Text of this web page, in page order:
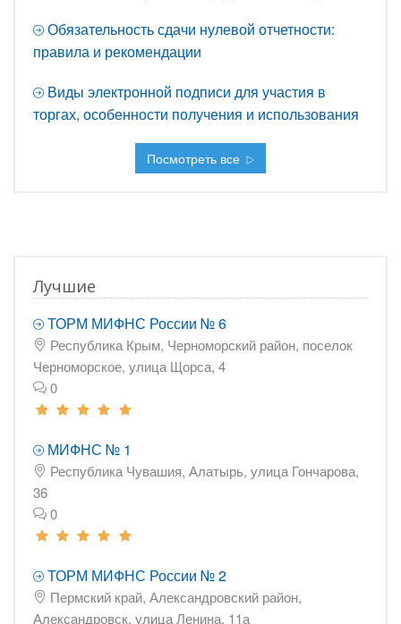
Обязательность сдачи нулевой отчетности:
правила и рекомендации
Виды электронной подписи для участия в
торгах, особенности получения и использования
Посмотреть все
Лучшие
ТОРМ МИФНС России № 6
Республика Крым, Черноморский район, поселок
Черноморское, улица Щорса, 4
0
МИФНС № 1
Республика Чувашия, Алатырь, улица Гончарова,
36
0
ТОРМ МИФНС России № 2
Пермский край, Александровский район,
Александровск, улица Ленина, 11а